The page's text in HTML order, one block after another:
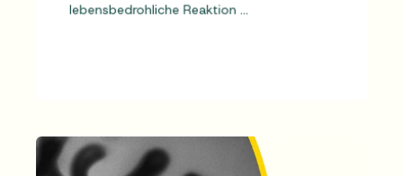
lebensbedrohliche Reaktion ...